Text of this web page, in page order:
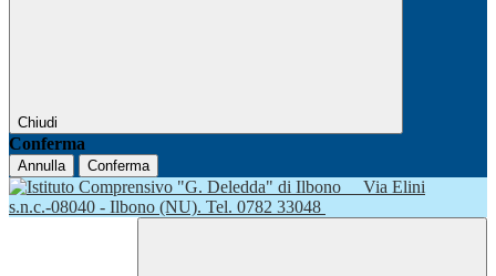
Chiudi
Conferma
Annulla Conferma
Via Elini
s.n.c.-08040 - Ilbono (NU). Tel. 0782 33048